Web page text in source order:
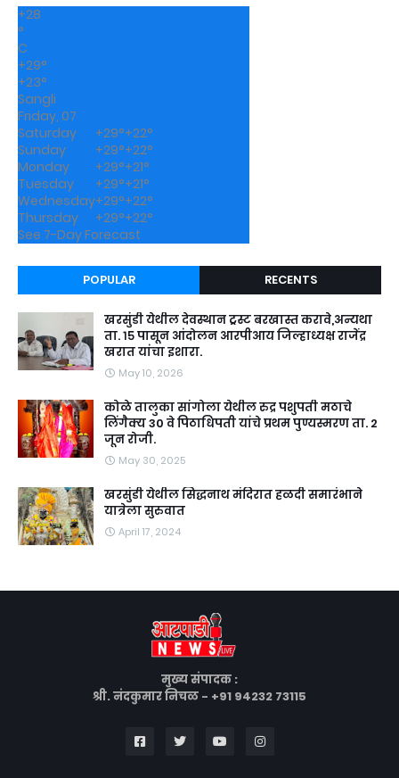
+28
°
C
+29°
+23°
Sangli
Friday, 07
Saturday
+29°+22°
Sunday
+29°+22°
Monday
+29°+21°
Tuesday
+29°+21°
Wednesday+29°+22°
Thursday
+29°+22°
See 7-Day Forecast
POPULAR RECENTS
खरसुंडी येथील देवस्थान ट्रस्ट बरखास्त करावे,अन्यथा
ता. १५ पासून आंदोलन आरपीआय जिल्हाध्यक्ष राजेंद्र
खरात यांचा इशारा.
May 10, 2026
कोळे तालुका सांगोला येथील रुद्र पशुपती मठाचे
लिंगैक्य 30 वे पिठाधिपती यांचे प्रथम पुण्यस्मरण ता. 2
जून रोजी.
May 30, 2025
खरसुंडी येथील सिद्धनाथ मंदिरात हळदी समारंभाने
यात्रेला सुरुवात
April 17, 2024
मुख्य संपादक :
श्री. नंदकुमार निचळ - +91 94232 73115